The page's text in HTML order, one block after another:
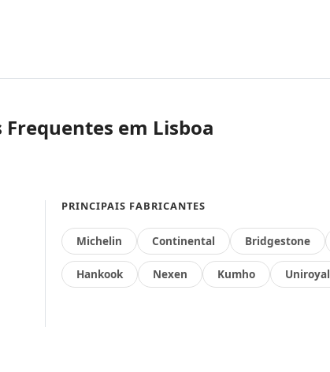
Frequentes em Lisboa
PRINCIPAIS FABRICANTES
Michelin Continental Bridgestone
Hankook Nexen Kumho Uniroyal